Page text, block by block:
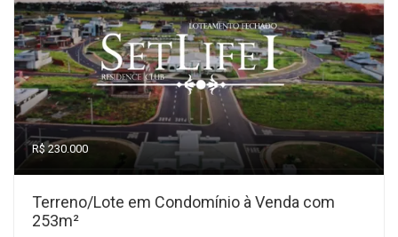
R$ 230.000
Terreno/Lote em Condomínio à Venda com
253m²